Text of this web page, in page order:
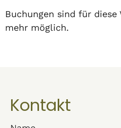
Buchungen sind für
mehr möglich.
Kontakt